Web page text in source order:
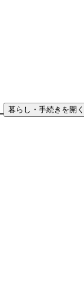
暮らし・手続きを開く